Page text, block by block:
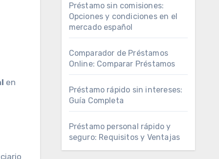
en
Préstamo sin comisiones:
Opciones y condiciones en el
mercado español
Comparador de Préstamos
Online: Comparar Préstamos
Préstamo rápido sin intereses:
Guía Completa
Préstamo personal rápido y
seguro: Requisitos y Ventajas